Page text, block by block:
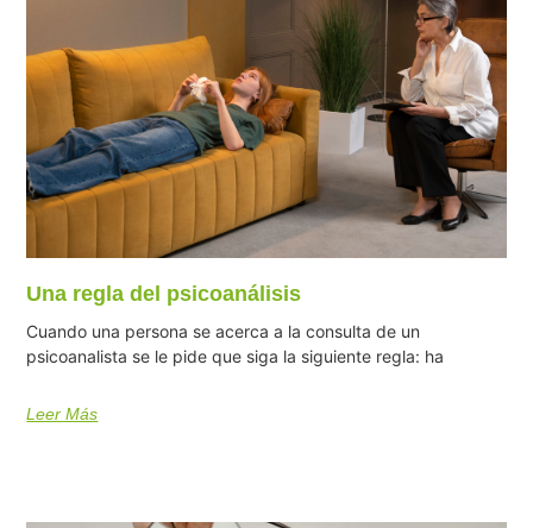
Una regla del psicoanálisis
Cuando una persona se acerca a la consulta de un
psicoanalista se le pide que siga la siguiente regla: ha
Leer Más